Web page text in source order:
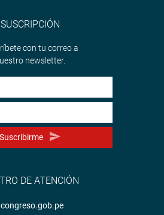
SUSCRIPCIÓN
con tu correo a
newsletter.
Suscribirme
DE ATENCIÓN